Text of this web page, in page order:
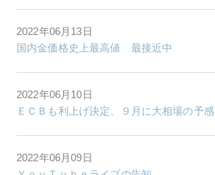
2022年06月13日
国内金価格史上最高値 最接近中
2022年06月10日
ＥＣＢも利上げ決定、９月に大相場の予感
2022年06月09日